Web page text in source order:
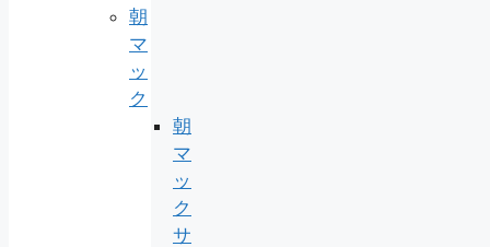
朝
マ
ッ
ク
朝
マ
ッ
ク
サ